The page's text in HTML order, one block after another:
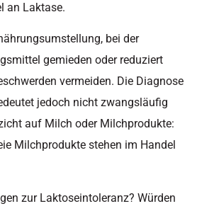
an Laktase.
bei der
gemieden oder reduziert
vermeiden. Die Diagnose
jedoch nicht zwangsläufig
auf Milch oder Milchprodukte:
Milchprodukte stehen im Handel
zur Laktoseintoleranz? Würden